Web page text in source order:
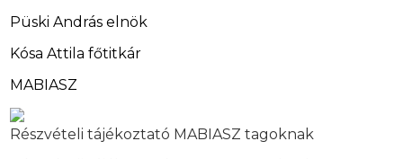
Püski András elnök
Kósa Attila főtitkár
MABIASZ
Részvételi tájékoztató MABIASZ tagoknak